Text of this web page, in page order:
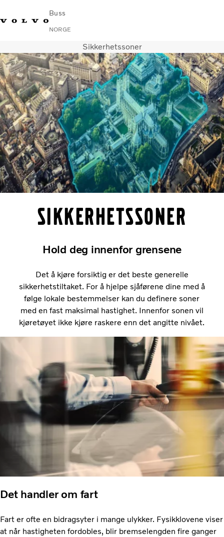
Buss
NORGE
Finn en forhandlerVolvo Connect
I byer og mellom byer
Turbusser
Tjenester
Hvorfor Volvo?
Nyheter
Kontakt
Sikkerhetssoner
Sikkerhetssoner
Hold deg innenfor grensene
Det å kjøre forsiktig er det beste generelle
sikkerhetstiltaket. For å hjelpe sjåførene dine med å
følge lokale bestemmelser kan du definere soner
med en fast maksimal hastighet. Innenfor sonen vil
kjøretøyet ikke kjøre raskere enn det angitte nivået.
Det handler om fart
Fart er ofte en bidragsyter i mange ulykker. Fysikklovene viser
at når hastigheten fordobles, blir bremselengden fire ganger